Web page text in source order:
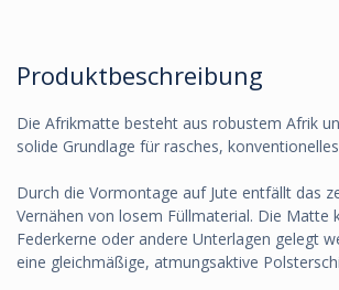
Produktbeschreibung
Die Afrikmatte besteht aus robustem Afrik
solide Grundlage für rasches,
Durch die Vormontage auf Jute entfällt das
Vernähen von losem Füllmaterial. Die Matte
Federkerne oder andere Unterlagen gelegt
eine gleichmäßige, atmungsaktive